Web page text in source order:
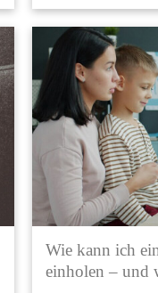
Wie kann ich
einholen – und